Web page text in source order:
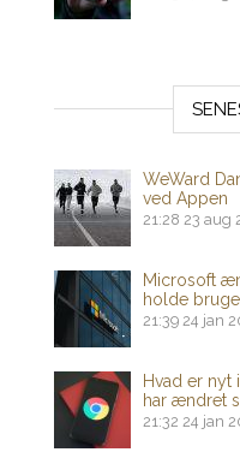
WeWard
ved Appen
21:28 23 aug
Microsoft
holde
21:39 24 jan
Hvad er nyt
har ændret
21:32 24 jan